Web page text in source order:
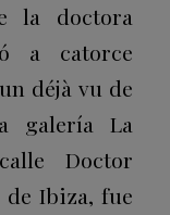
la doctora
a catorce
déjà vu de
galería La
Doctor
Ibiza, fue